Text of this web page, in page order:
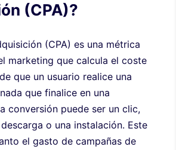
(CPA)?
(CPA) es una métrica
marketing que calcula el coste
que un usuario realice una
que finalice en una
conversión puede ser un clic,
o una instalación. Este
el gasto de campañas de